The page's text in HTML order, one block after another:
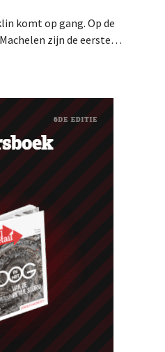
komt op gang. Op de
zijn de eerste